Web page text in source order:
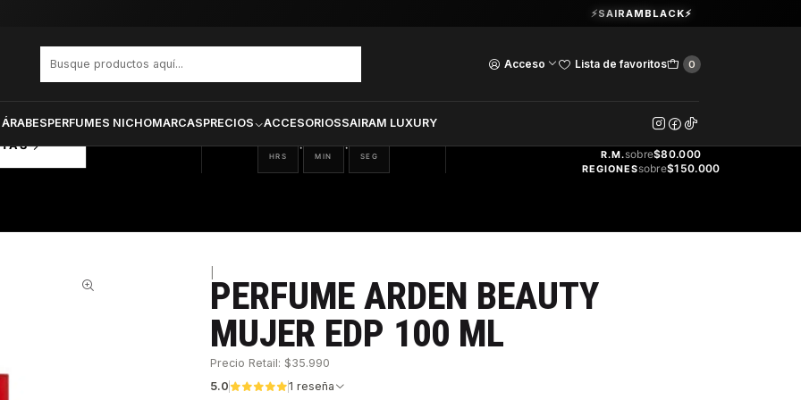
Acceso Lista de favoritos 0
PERFUMES NICHOMARCASPRECIOS ACCESORIOSSAIRAM LUXURY
Guardia Vieja 202. Oficina 102.Ver Horarios
⚡SAIRAMBLACK⚡
11
HRS
: 22
MIN
: 00
SEG
GRATIS
R.M.sobre$80.000
REGIONESsobre$150.000
PERFUME ARDEN BEAUTY
MUJER EDP 100 ML
Precio Retail: $35.990
5.0
1 reseña